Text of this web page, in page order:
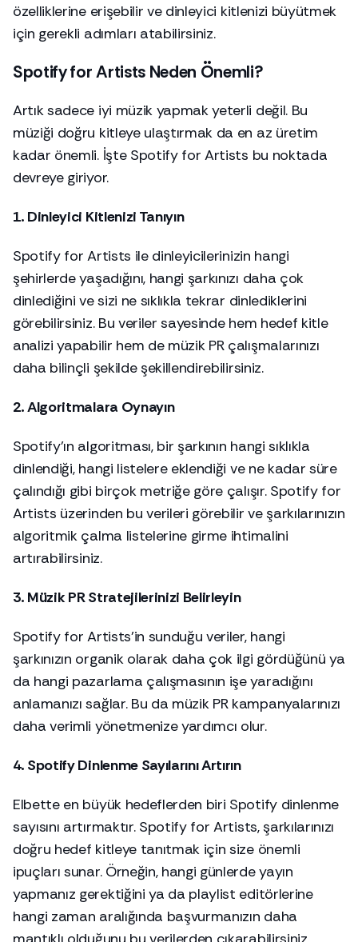
özelliklerine erişebilir ve dinleyici kitlenizi büyütmek
için gerekli adımları atabilirsiniz.
Spotify for Artists Neden Önemli?
Artık sadece iyi müzik yapmak yeterli değil. Bu
müziği doğru kitleye ulaştırmak da en az üretim
kadar önemli. İşte Spotify for Artists bu noktada
devreye giriyor.
1. Dinleyici Kitlenizi Tanıyın
Spotify for Artists iledinleyicilerinizin hangi
şehirlerde yaşadığını, hangi şarkınızı daha çok
dinlediğini ve sizi ne sıklıkla tekrar dinlediklerini
görebilirsiniz. Bu veriler sayesinde hem hedef kitle
analizi yapabilir hem de müzik PR çalışmalarınızı
daha bilinçli şekilde şekillendirebilirsiniz.
2. Algoritmalara Oynayın
Spotify’ın algoritması, bir şarkının hangi sıklıkla
dinlendiği, hangi listelere eklendiği ve ne kadar süre
çalındığı gibi birçok metriğe göre çalışır. Spotify for
Artists üzerinden bu verileri görebilir ve şarkılarınızın
algoritmik çalma listelerine girme ihtimalini
artırabilirsiniz.
3. Müzik PR Stratejilerinizi Belirleyin
Spotify for Artists’in sunduğu veriler, hangi
şarkınızın organik olarak daha çok ilgi gördüğünü ya
da hangi pazarlama çalışmasının işe yaradığını
anlamanızı sağlar. Bu da müzik PR kampanyalarınızı
daha verimli yönetmenize yardımcı olur.
4. Spotify Dinlenme Sayılarını Artırın
Elbette en büyük hedeflerden biri Spotify dinlenme
sayısını artırmaktır. Spotify for Artists, şarkılarınızı
doğru hedef kitleye tanıtmak için size önemli
ipuçları sunar. Örneğin, hangi günlerde yayın
yapmanız gerektiğini ya da playlist editörlerine
hangi zaman aralığında başvurmanızın daha